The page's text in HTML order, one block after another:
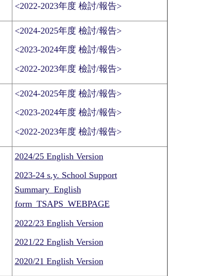
<2022-2023年度 檢討/報告>
<2024-2025年度 檢討/報告>
<2023-2024年度 檢討/報告>
<2022-2023年度 檢討/報告>
<2024-2025年度 檢討/報告>
<2023-2024年度 檢討/報告>
<2022-2023年度 檢討/報告>
2024/25 English Version
2023-24 s.y. School Support
Summary_English
form_TSAPS_WEBPAGE
2022/23 English Version
2021/22 English Version
2020/21 English Version